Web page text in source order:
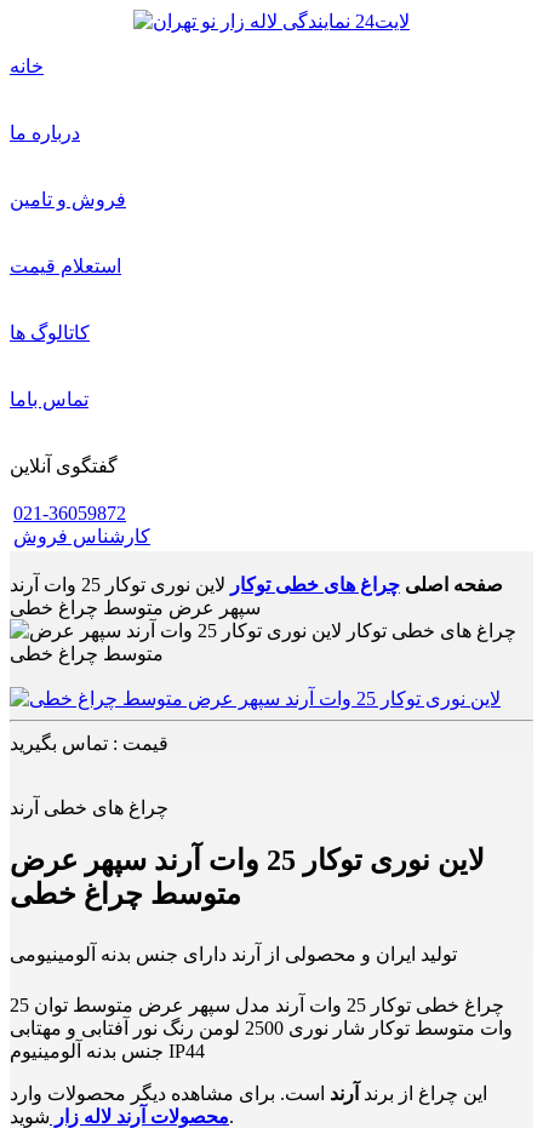
خانه
درباره ما
فروش و تامین
استعلام قیمت
کاتالوگ ها
تماس باما
گفتگوی آنلاین
021-36059872
کارشناس فروش
صفحه اصلی چراغ های خطی توکار
لاین نوری توکار 25 وات آرند
سپهر عرض متوسط چراغ خطی
قیمت : تماس بگیرید
چراغ های خطی آرند
لاین نوری توکار 25 وات آرند سپهر عرض
متوسط چراغ خطی
تولید ایران و محصولی از آرند دارای جنس بدنه آلومینیومی
چراغ خطی توکار 25 وات آرند مدل سپهر عرض متوسط توان 25
وات متوسط توکار شار نوری 2500 لومن رنگ نور آفتابی و مهتابی
جنس بدنه آلومینیوم IP44
این چراغ از برند آرند است. برای مشاهده دیگر محصولات وارد
محصولات آرند لاله زارشوید.